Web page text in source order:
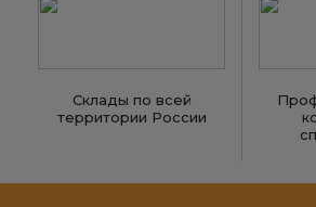
Склады по всей
территории России